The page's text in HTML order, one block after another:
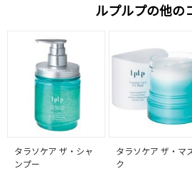
ルプルプの他の
タラソケア ザ・シャ
ンプー
タラソケア ザ・マ
ク